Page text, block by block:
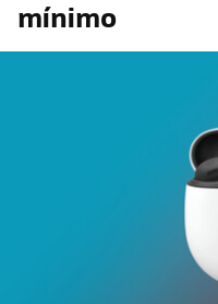
mínimo